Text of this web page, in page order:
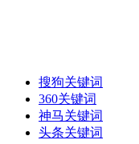
搜狗关键词
360关键词
神马关键词
头条关键词